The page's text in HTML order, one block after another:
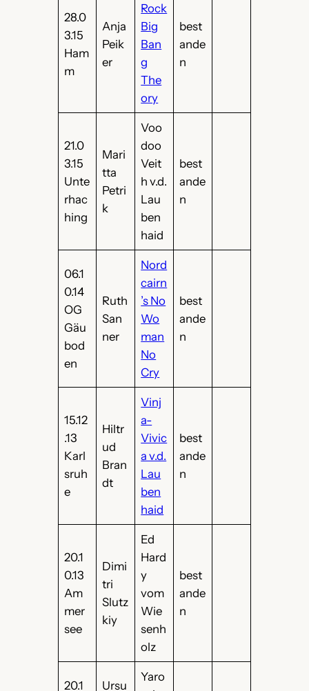
28.0
3.15
Ham
m
Anja
Peik
er
Rock
Big
Ban
g
The
ory
best
ande
n
21.0
3.15
Unte
rhac
hing
Mari
tta
Petri
k
Voo
doo
Veit
h v.d.
Lau
ben
haid
best
ande
n
06.1
0.14
OG
Gäu
bod
en
Ruth
San
ner
Nord
cairn
’s No
Wo
man
No
Cry
best
ande
n
15.12
.13
Karl
sruh
e
Hiltr
ud
Bran
dt
Vinj
a-
Vivic
a v.d.
Lau
ben
haid
best
ande
n
20.1
0.13
Am
mer
see
Dimi
tri
Slutz
kiy
Ed
Hard
y
vom
Wie
senh
olz
best
ande
n
20.1 Ursu
Yaro